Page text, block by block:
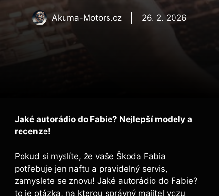
Akuma-Motors.cz 26. 2. 2026
Jaké autorádio do Fabie? Nejlepší modely a
recenze!
Pokud si myslíte, že vaše Škoda Fabia
potřebuje jen naftu a pravidelný servis,
zamyslete se znovu! Jaké autorádio do Fabie?
to je otázka, na kterou správný majitel vozu